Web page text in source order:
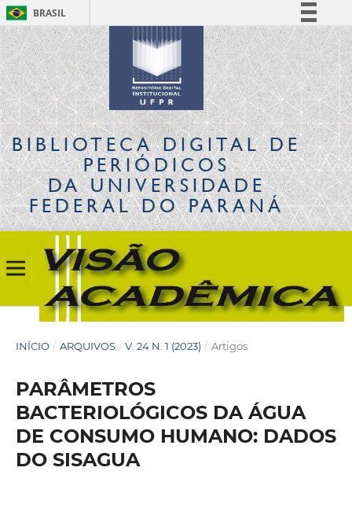
BRASIL
Simplifique!
Comunica BR
Participe
Acesso à informação
Legislação
Canais
BIBLIOTECA DIGITALDE
PERIÓDICOS
DA UNIVERSIDADE
FEDERAL DO PARANÁ
INÍCIO / ARQUIVOS / V. 24 N. 1 (2023) / Artigos
PARÂMETROS
BACTERIOLÓGICOS DA ÁGUA
DE CONSUMO HUMANO: DADOS
DO SISAGUA